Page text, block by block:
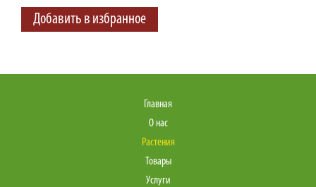
Добавить в избранное
Главная
О нас
Растения
Товары
Услуги